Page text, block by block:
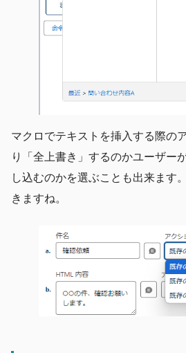
マクロでテキストを挿入する際の
り「全上書き」するのかユーザー
し込むのかを選ぶことも出来ます
きますね。